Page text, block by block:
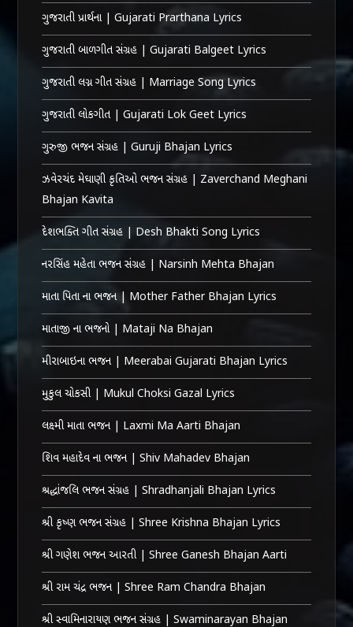
ગુજરાતી પ્રાર્થના | Gujarati Prarthana Lyrics
ગુજરાતી બાળગીત સંગ્રહ | Gujarati Balgeet Lyrics
ગુજરાતી લગ્ન ગીત સંગ્રહ | Marriage Song Lyrics
ગુજરાતી લોકગીત | Gujarati Lok Geet Lyrics
ગુરુજી ભજન સંગ્રહ | Guruji Bhajan Lyrics
ઝવેરચંદ મેઘાણી કૃતિઓ ભજન સંગ્રહ | Zaverchand Meghani
Bhajan Kavita
દેશભક્તિ ગીત સંગ્રહ | Desh Bhakti Song Lyrics
નરસિંહ મહેતા ભજન સંગ્રહ | Narsinh Mehta Bhajan
માતા પિતા ના ભજન | Mother Father Bhajan Lyrics
માતાજી ના ભજનો | Mataji Na Bhajan
મીરાબાઇના ભજન | Meerabai Gujarati Bhajan Lyrics
મુકુલ ચોકસી | Mukul Choksi Gazal Lyrics
લક્ષ્મી માતા ભજન | Laxmi Ma Aarti Bhajan
શિવ મહાદેવ ના ભજન | Shiv Mahadev Bhajan
શ્રદ્ધાંજલિ ભજન સંગ્રહ | Shradhanjali Bhajan Lyrics
શ્રી કૃષ્ણ ભજન સંગ્રહ | Shree Krishna Bhajan Lyrics
શ્રી ગણેશ ભજન આરતી | Shree Ganesh Bhajan Aarti
શ્રી રામ ચંદ્ર ભજન | Shree Ram Chandra Bhajan
શ્રી સ્વામિનારાયણ ભજન સંગ્રહ | Swaminarayan Bhajan